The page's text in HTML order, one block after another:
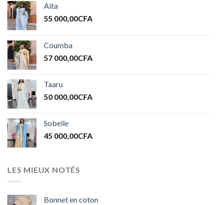
Aita
55 000,00CFA
Coumba
57 000,00CFA
Taaru
50 000,00CFA
Sobelle
45 000,00CFA
LES MIEUX NOTÉS
Bonnet en coton